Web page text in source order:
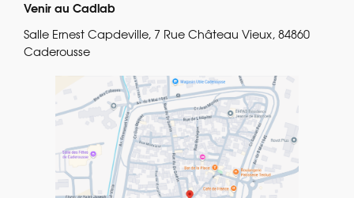
Venir au Cadlab
Salle Ernest Capdeville, 7 Rue Château Vieux, 84860
Caderousse